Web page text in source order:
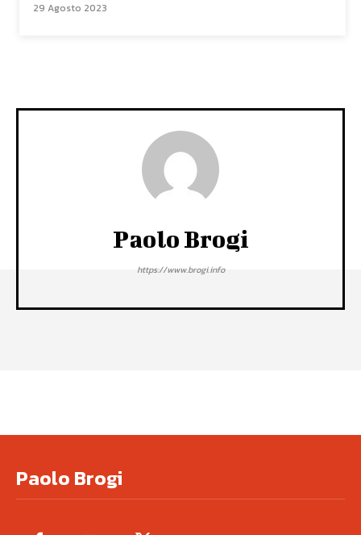
29 Agosto 2023
Paolo Brogi
https://www.brogi.info
Paolo Brogi